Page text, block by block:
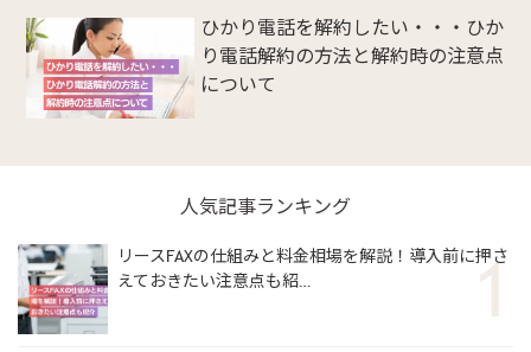
ひかり電話を解約したい・・・ひか
り電話解約の方法と解約時の注意点
について
人気記事ランキング
リースFAXの仕組みと料金相場を解説！導入前に押さ
えておきたい注意点も紹…